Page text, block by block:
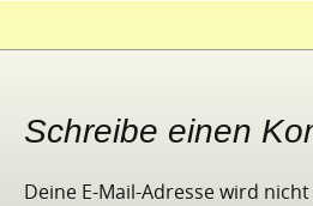
Schreibe einen
Deine E-Mail-Adresse wird